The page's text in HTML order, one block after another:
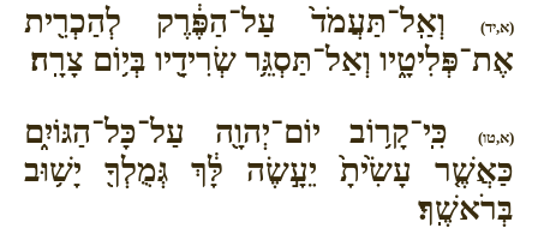
(א,יד)
וְאַֽל־תַּעֲמֹד֙ עַל־הַפֶּ֔רֶק לְהַכְרִ֖ית
אֶת־פְּלִיטָ֑יו וְאַל־תַּסְגֵּ֥ר שְׂרִידָ֖יו בְּי֥וֹם צָרָֽה׃
(א,טו)
כִּֽי־קָר֥וֹב יוֹם־יְהוָ֖ה עַל־כָּל־הַגּוֹיִ֑ם
כַּאֲשֶׁ֤ר עָשִׂ֙יתָ֙ יֵעָ֣שֶׂה לָּ֔ךְ גְּמֻלְךָ֖ יָשׁ֥וּב
בְּרֹאשֶֽׁךָ׃